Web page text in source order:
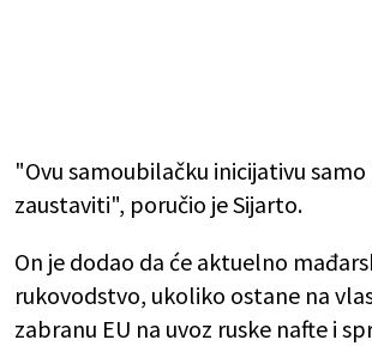
"Ovu samoubilačku inicijativu
zaustaviti", poručio je Sijarto.
On je dodao da će aktuelno
rukovodstvo, ukoliko ostane na
zabranu EU na uvoz ruske nafte i